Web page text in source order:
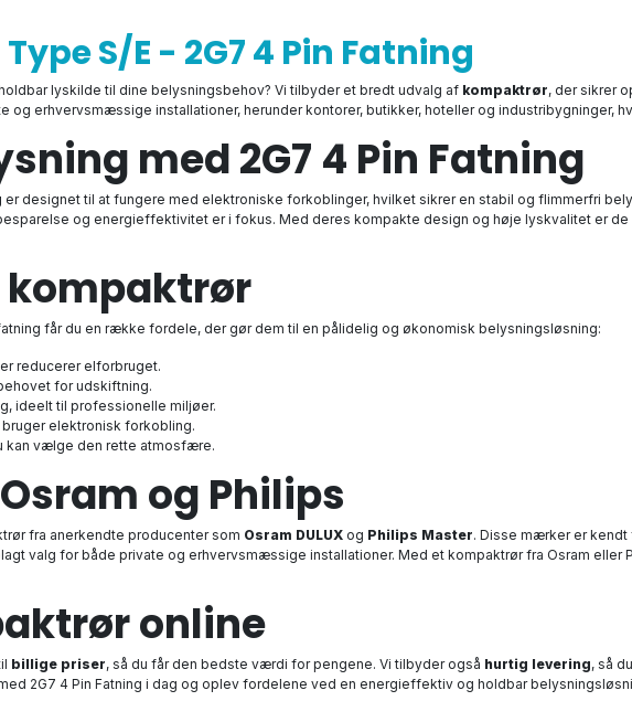
S/E - 2G7 4 Pin Fatning
lyskilde til dine belysningsbehov? Vi tilbyder et bredt udvalg af kompaktrør, der sikrer
og erhvervsmæssige installationer, herunder kontorer, butikker, hoteller og industribygninger,
med 2G7 4 Pin Fatning
er designet til at fungere med elektroniske forkoblinger, hvilket sikrer en stabil og flimmerfri
og energieffektivitet er i fokus. Med deres kompakte design og høje lyskvalitet er
kompaktrør
får du en række fordele, der gør dem til en pålidelig og økonomisk belysningsløsning:
reducerer elforbruget.
for udskiftning.
ideelt til professionelle miljøer.
elektronisk forkobling.
kan vælge den rette atmosfære.
og Philips
fra anerkendte producenter som Osram DULUX og Philips Master. Disse mærker er
valg for både private og erhvervsmæssige installationer. Med et kompaktrør fra Osram eller
online
billige priser, så du får den bedste værdi for pengene. Vi tilbyder også hurtig levering, så
2G7 4 Pin Fatning i dag og oplev fordelene ved en energieffektiv og holdbar